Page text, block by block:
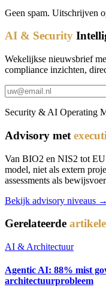
Geen spam. Uitschrijven
AI & Security
Wekelijkse nieuwsbrief
compliance inzichten,
Security & AI Operating
Advisory met
Van BIO2 en NIS2 tot
model, niet als extern
assessments als
Bekijk advisory niveaus →
Gerelateerde
AI & Architectuur
Agentic AI: 88% mist
architectuurprobleem